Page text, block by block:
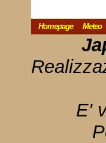
Homepage Meteo
E'